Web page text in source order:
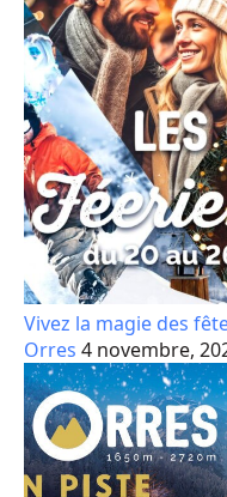
Vivez la magie des
Orres 4 novembre,